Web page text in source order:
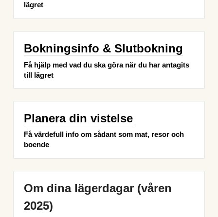
lägret
Bokningsinfo & Slutbokning
Få hjälp med vad du ska göra när du har antagits
till lägret
Planera din vistelse
Få värdefull info om sådant som mat, resor och
boende
Om dina lägerdagar (våren
2025)